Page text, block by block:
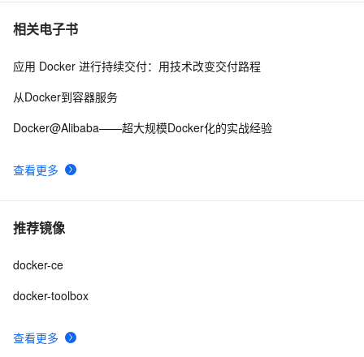
相关电子书
查看更多
应用 Docker 进行持续交付：用技术改变交付路程
从Docker到容器服务
Docker@Alibaba——超大规模Docker化的实战经验
推荐镜像
查看更多
docker-ce
docker-toolbox